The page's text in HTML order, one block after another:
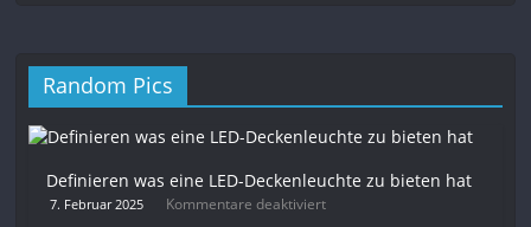
Random Pics
Definieren was eine LED-Deckenleuchte zu bieten hat
7. Februar 2025 Kommentare deaktiviert